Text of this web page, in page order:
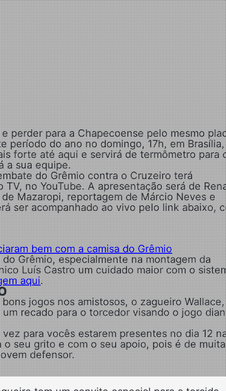
perder para a Chapecoense pelo mesmo
período do ano no domingo, 17h, em Brasília,
forte até aqui e servirá de termômetro para
a sua equipe.
do Grêmio contra o Cruzeiro terá
TV, no YouTube. Aapresentação será de
Mazaropi, reportagem de Márcio Neves e
ser acompanhado ao vivo pelo link abaixo,
bem com a camisa do Grêmio
Grêmio, especialmente na montagem da
Luís Castro um cuidado maior com o
aqui.
jogos nos amistosos, o zagueiro
recado para o torcedor visando o jogo
para vocês estarem presentes no dia 12
seu grito e com o seu apoio, pois é de muita
defensor.